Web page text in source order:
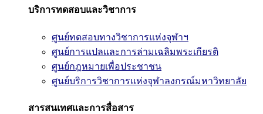
บริการทดสอบและวิชาการ
ศูนย์ทดสอบทางวิชาการแห่งจุฬาฯ
ศูนย์การแปลและการล่ามเฉลิมพระเกียรติ
ศูนย์กฎหมายเพื่อประชาชน
ศูนย์บริการวิชาการแห่งจุฬาลงกรณ์มหาวิทยาลัย
สารสนเทศและการสื่อสาร